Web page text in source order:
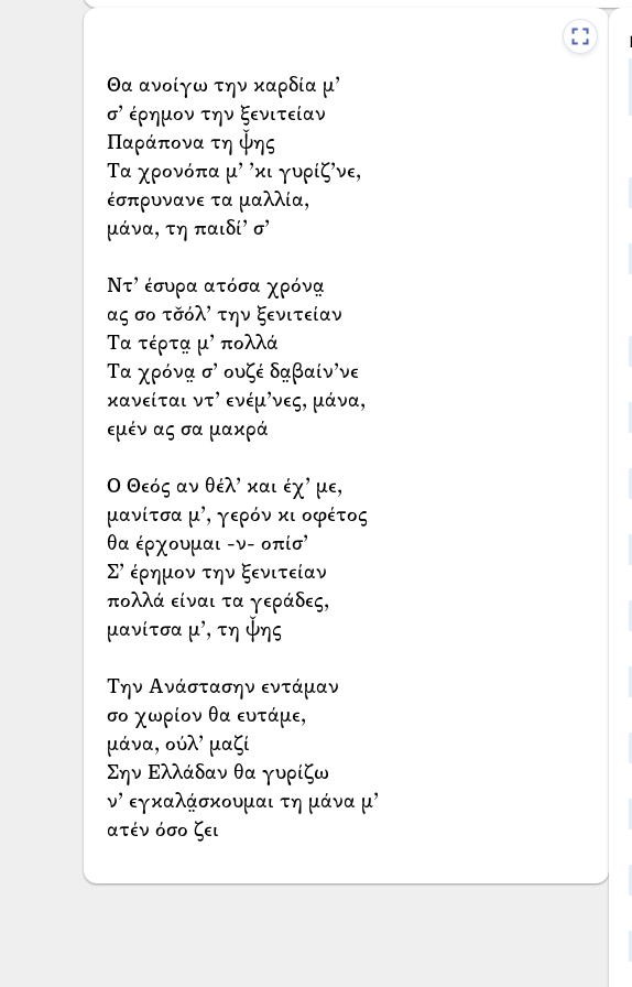
Θα ανοίγω την καρδία μ’
σ’ έρημον την ξενιτείαν
Παράπονα τη ψ̌ης
Τα χρονόπα μ’ ’κι γυρίζ’νε,
έσπρυνανε τα μαλλία,
μάνα, τη παιδί’ σ’
Ντ’ έσυρα ατόσα χρόνα̤
ας σο τσ̌όλ’ την ξενιτείαν
Τα τέρτα̤ μ’ πολλά
Τα χρόνα̤ σ’ ουζέ δα̤βαίν’νε
κανείται ντ’ ενέμ’νες, μάνα,
εμέν ας σα μακρά
Ο Θεός αν θέλ’ και έχ’ με,
μανίτσα μ’, γερόν κι οφέτος
θα έρχουμαι -ν- οπίσ’
Σ’ έρημον την ξενιτείαν
πολλά είναι τα γεράδες,
μανίτσα μ’, τη ψ̌ης
Την Ανάστασην εντάμαν
σο χωρίον θα ευτάμε,
μάνα, ούλ’ μαζί
Σην Ελλάδαν θα γυρίζω
ν’ εγκαλά̤σκουμαι τη μάνα μ’
ατέν όσο ζει